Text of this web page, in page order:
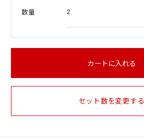
数量 2
カートに入れる
セット数を変更する